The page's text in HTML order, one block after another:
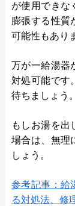
が使用できな
膨張する性質
可能性もあり
万が一給湯器
対処可能です
待ちましょう。
もしお湯を出
場合は、無理
しょう。
参考記事：給
る対処法、修